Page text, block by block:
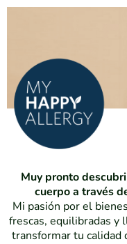
Muy pronto
cuerpo a través
Mi pasión por el
frescas, equilibradas y
transformar tu calidad